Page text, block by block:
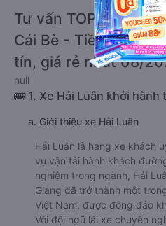
Tư vấn TOP 4 xe
Cái Bè - Tiền Giang
tín, giá rẻ nhất 08/
null
🚌 1. Xe Hải Luân khởi hành
a. Giới thiệu xe Hải Luân
Hải Luân là hãng xe khách
vụ vận tải hành khách
nghiệm trong ngành, Hải
Giang đã trở thành một
Việt Nam, được đông đảo
Với đội ngũ lái xe chuyên